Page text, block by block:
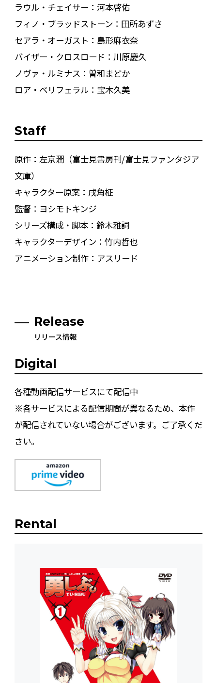
ラウル・チェイサー：河本啓佑
フィノ・ブラッドストーン：田所あずさ
セアラ・オーガスト：島形麻衣奈
バイザー・クロスロード：川原慶久
ノヴァ・ルミナス：曽和まどか
ロア・ベリフェラル：宝木久美
Staff
原作：左京潤（富士見書房刊/富士見ファンタジア
文庫）
キャラクター原案：戌角柾
監督：ヨシモトキンジ
シリーズ構成・脚本：鈴木雅詞
キャラクターデザイン：竹内哲也
アニメーション制作：アスリード
Release
リリース情報
Digital
各種動画配信サービスにて配信中
※各サービスによる配信期間が異なるため、本作
が配信されていない場合がございます。ご了承くだ
さい。
Rental